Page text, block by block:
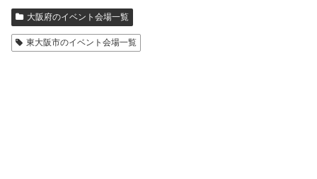
大阪府のイベント会場一覧
東大阪市のイベント会場一覧